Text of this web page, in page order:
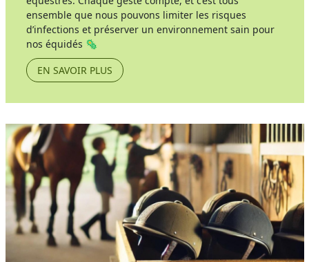
ensemble que nous pouvons limiter les risques
d’infections et préserver un environnement sain pour
nos équidés 🦠
EN SAVOIR PLUS